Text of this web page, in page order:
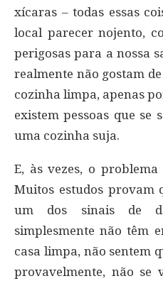
xícaras – todas essas
local parecer nojento,
perigosas para a nossa
realmente não gostam
cozinha limpa, apenas
existem pessoas que se
uma cozinha suja.
E, às vezes, o
Muitos estudos provam
um dos sinais de
simplesmente não têm
casa limpa, não sentem
provavelmente, não se